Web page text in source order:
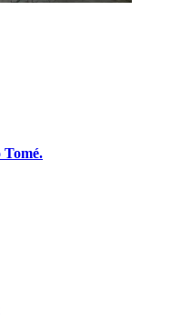
Tomé.